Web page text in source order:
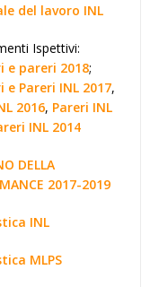
del lavoro INL
Ispettivi:
e pareri 2018;
e Pareri INL 2017,
2016, Pareri INL
INL 2014
DELLA
2017-2019
INL
MLPS